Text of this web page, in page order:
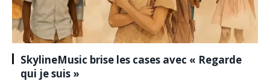
SkylineMusic brise les cases avec « Regarde
qui je suis »